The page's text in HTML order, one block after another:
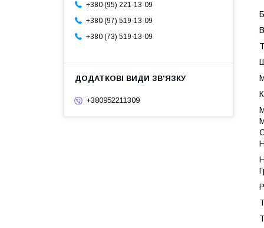
+380 (95) 221-13-09
+380 (97) 519-13-09
+380 (73) 519-13-09
+380952211309